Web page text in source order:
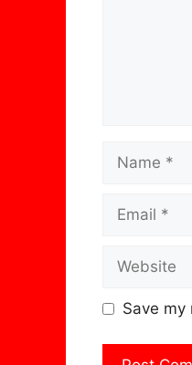
Name
Email
Website
Save